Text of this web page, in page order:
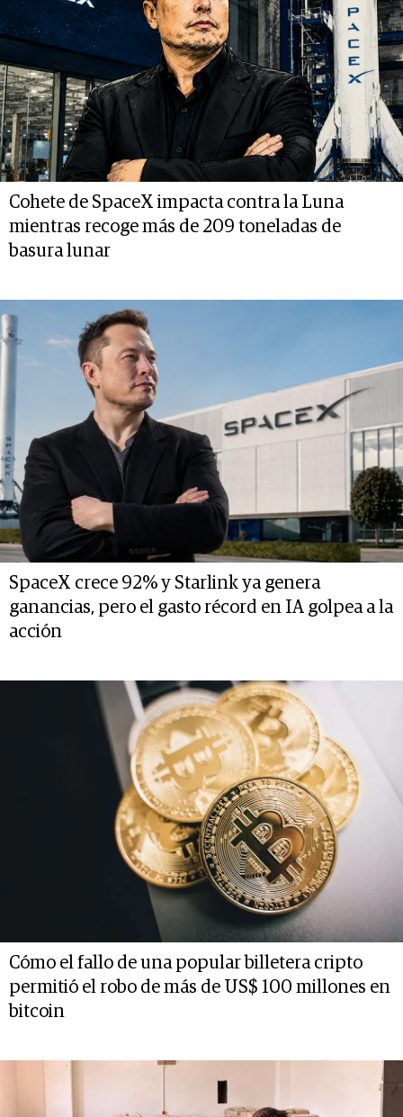
Cohete de SpaceX impacta contra la Luna
mientras recoge más de 209 toneladas de
basura lunar
SpaceX crece 92% y Starlink ya genera
ganancias, pero el gasto récord en IA golpea a la
acción
Cómo el fallo de una popular billetera cripto
permitió el robo de más de US$ 100 millones en
bitcoin